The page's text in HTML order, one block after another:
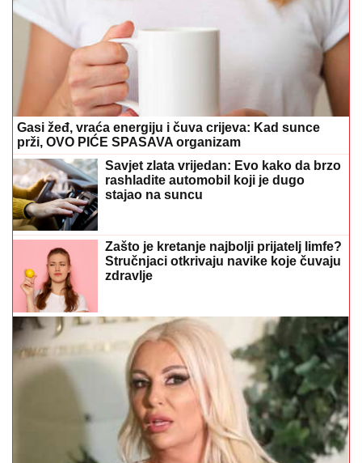
Gasi žeđ, vraća energiju i čuva crijeva: Kad sunce
prži, OVO PIĆE SPASAVA organizam
Savjet zlata vrijedan: Evo kako da brzo
rashladite automobil koji je dugo
stajao na suncu
Zašto je kretanje najbolji prijatelj limfe?
Stručnjaci otkrivaju navike koje čuvaju
zdravlje